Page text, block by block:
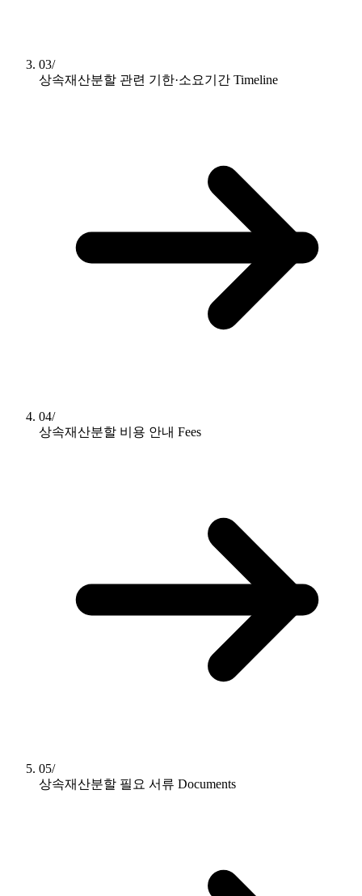
03/
상속재산분할 관련 기한·소요기간 Timeline
04/
상속재산분할 비용 안내 Fees
05/
상속재산분할 필요 서류 Documents